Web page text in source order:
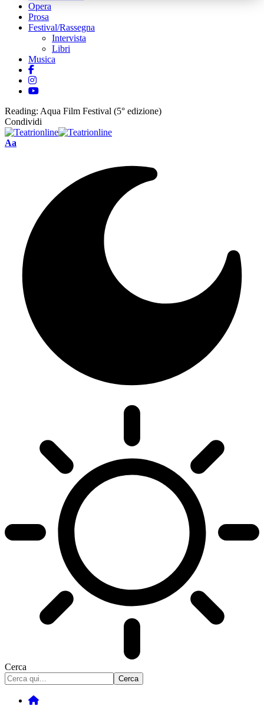
Opera
Prosa
Festival/Rassegna
Intervista
Libri
Musica
Reading: Aqua Film Festival (5° edizione)
Condividi
Font
Aa
Cerca